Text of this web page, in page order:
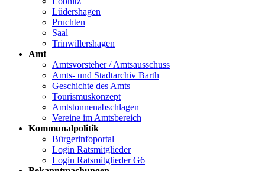
Lüdershagen
Pruchten
Saal
Trinwillershagen
Amt
Amtsvorsteher / Amtsausschuss
Amts- und Stadtarchiv Barth
Geschichte des Amts
Tourismuskonzept
Amtstonnenabschlagen
Vereine im Amtsbereich
Kommunalpolitik
Bürgerinfoportal
Login Ratsmitglieder
Login Ratsmitglieder G6